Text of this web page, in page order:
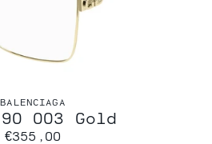
BALENCIAGA
003 Gold
€355,00